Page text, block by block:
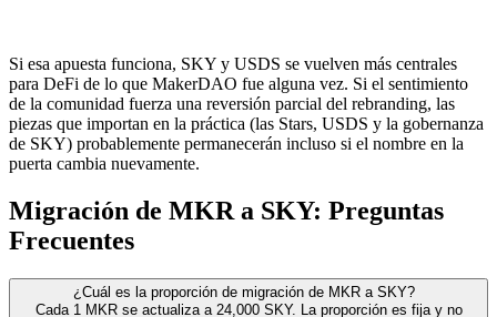
Si esa apuesta funciona, SKY y USDS se vuelven más centrales
para DeFi de lo que MakerDAO fue alguna vez. Si el sentimiento
de la comunidad fuerza una reversión parcial del rebranding, las
piezas que importan en la práctica (las Stars, USDS y la gobernanza
de SKY) probablemente permanecerán incluso si el nombre en la
puerta cambia nuevamente.
Migración de MKR a SKY: Preguntas
Frecuentes
¿Cuál es la proporción de migración de MKR a SKY?
Cada 1 MKR se actualiza a 24,000 SKY. La proporción es fija y no